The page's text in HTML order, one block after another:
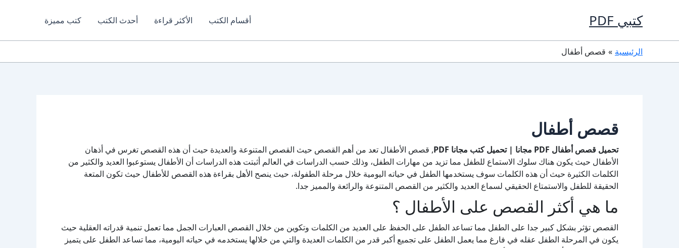
كتبي PDF أقسام الكتب الأكثر قراءة أحدث الكتب كتب مميزة
الرئيسية قصص أطفال
قصص أطفال
تحميل قصص أطفال PDF مجانا | تحميل كتب مجانا PDF
, قصص الأطفال تعد من أهم القصص حيث القصص المتنوعة والعديدة حيث أن هذه القصص تغرس في أذهان
الأطفال حيث يكون هناك سلوك الاستماع للطفل مما تزيد من مهارات الطفل، وذلك حسب الدراسات في العالم أثبتت هذه الدراسات أن الأطفال يستوعبوا العديد والكثير من
الكلمات الكثيرة حيث أن هذه الكلمات سوف يستخدمها الطفل في حياته اليومية خلال مرحلة الطفولة، حيث ينصح الأهل بقراءة هذه القصص للأطفال حيث تكون المتعة
الحقيقة للطفل والاستمتاع الحقيقي لسماع العديد والكثير من القصص المتنوعة والرائعة والمميز جدا.
ما هي أكثر القصص على الأطفال ؟
القصص تؤثر بشكل كبير جدا على الطفل مما تساعد الطفل على الحفظ على العديد من الكلمات وتكوين من خلال القصص العبارات الجمل مما تعمل تنمية قدراته العقلية حيث
يكون في المرحلة الطفل عقله في فارغ مما يعمل الطفل على تجميع أكبر قدر من الكلمات العديدة والتي من خلالها يستخدمه في حياته اليومية، مما تساعد الطفل على يتميز